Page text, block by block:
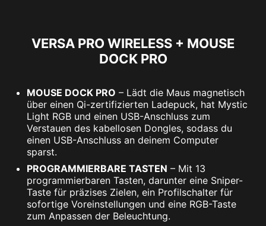
VERSA PRO WIRELESS + MOUSE
DOCK PRO
MOUSE DOCK PRO – Lädt die Maus magnetisch
über einen Qi-zertifizierten Ladepuck, hat Mystic
Light RGB und einen USB-Anschluss zum
Verstauen des kabellosen Dongles, sodass du
einen USB-Anschluss an deinem Computer
sparst.
PROGRAMMIERBARE TASTEN – Mit 13
programmierbaren Tasten, darunter eine Sniper-
Taste für präzises Zielen, ein Profilschalter für
sofortige Voreinstellungen und eine RGB-Taste
zum Anpassen der Beleuchtung.